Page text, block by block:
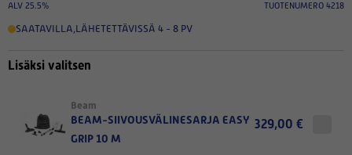
ALV 25.5% TUOTENUMERO 4218
SAATAVILLA,LÄHETETTÄVISSÄ 4 - 8 PV
Lisäksi valitsen
Beam
BEAM-SIIVOUSVÄLINESARJA EASY
GRIP 10 M
329,00 €